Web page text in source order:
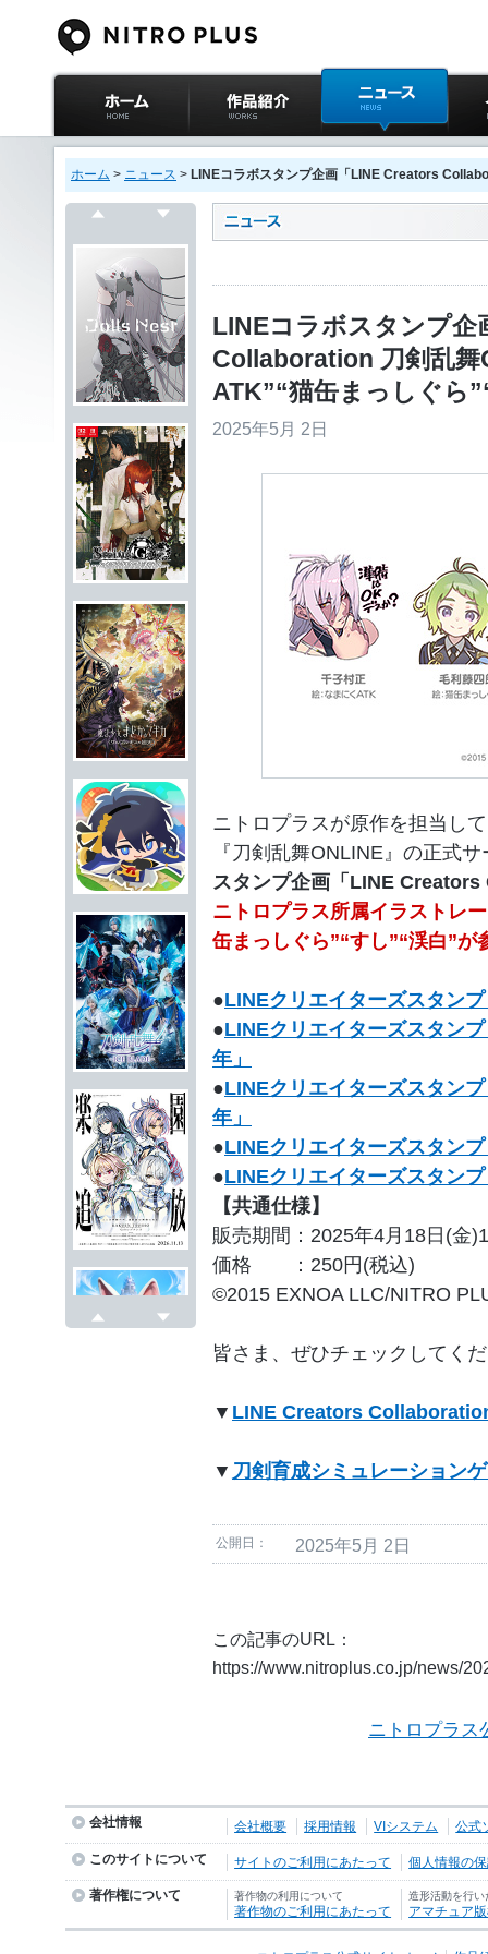
ニトロプラス公式
サイト ホーム
作品紹介 ニュース イベ
ホーム > ニュース > LINEコラボスタンプ企画「LINE Creators
LINEコラボスタンプ
Collaboration 刀剣乱
ATK”“猫缶まっしぐら
2025年5月 2日
ニトロプラスが原作を担当し
『刀剣乱舞ONLINE』の正式
スタンプ企画「LINE
ニトロプラス所属イラストレ
缶まっしぐら”“すし”“渓白”が
●LINEクリエイターズスタン
●LINEクリエイターズスタン
年」
●LINEクリエイターズスタン
年」
●LINEクリエイターズスタン
●LINEクリエイターズスタン
【共通仕様】
販売期間：2025年4月18日(金
価格 ：250円(税込)
©2015 EXNOA LLC/NITRO
皆さま、ぜひチェックしてく
▼ LINE Creators
▼ 刀剣育成シミュレーション
公開日： 2025年5月 2日
この記事のURL：
https://www.nitroplus.co.jp/news/
ニトロプラス
会社情報 会社概要 採用情報 VIシステム 公式
このサイトについて サイトのご利用にあたって 個人情報の
著作権について 著作物の利用について
著作物のご利用にあたって
造形活動を行い
アマチュア